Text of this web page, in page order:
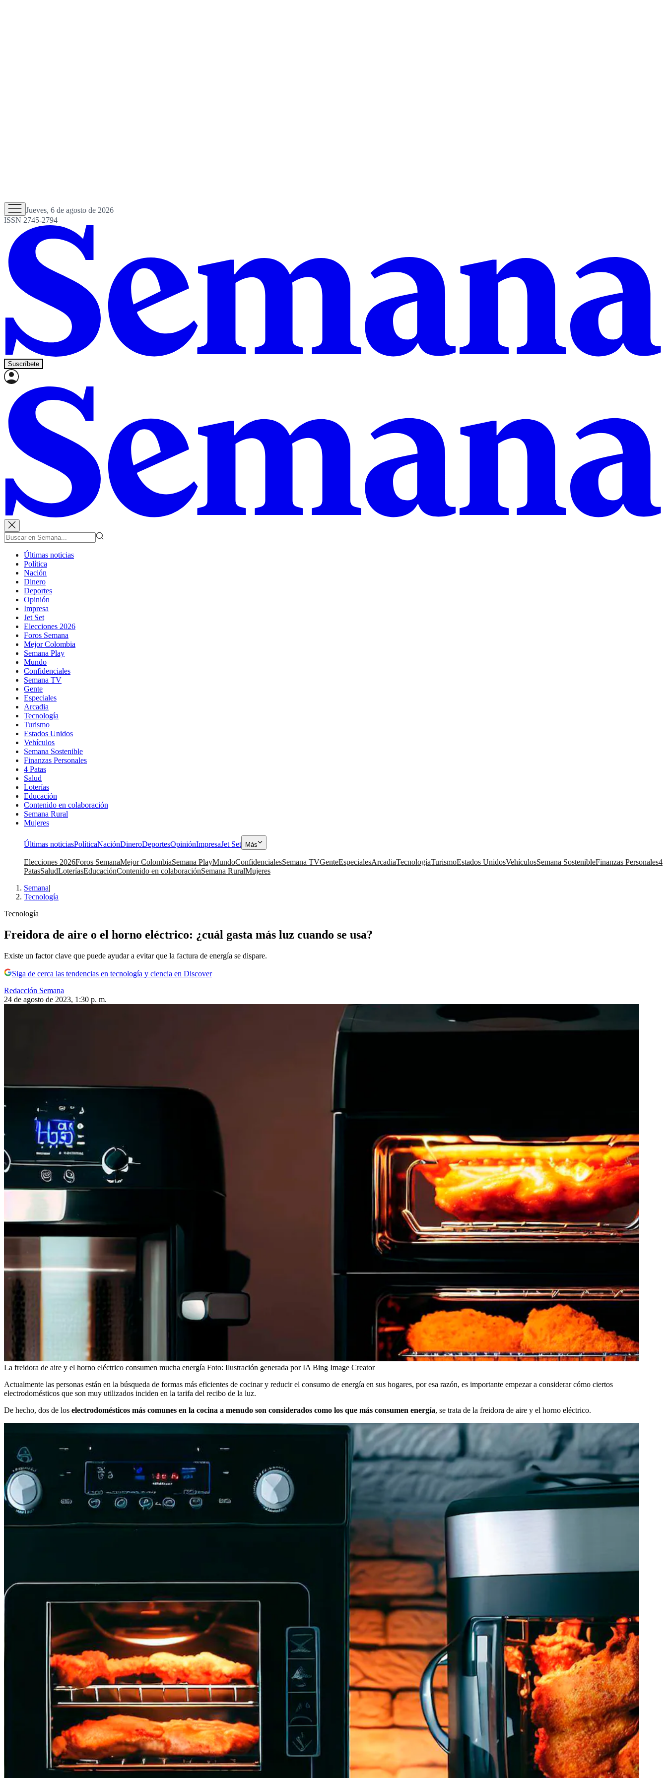
Jueves, 6 de agosto de 2026
ISSN 2745-2794
Suscríbete
Últimas noticias
Política
Nación
Dinero
Deportes
Opinión
Impresa
Jet Set
Elecciones 2026
Foros Semana
Mejor Colombia
Semana Play
Mundo
Confidenciales
Semana TV
Gente
Especiales
Arcadia
Tecnología
Turismo
Estados Unidos
Vehículos
Semana Sostenible
Finanzas Personales
4 Patas
Salud
Loterías
Educación
Contenido en colaboración
Semana Rural
Mujeres
Últimas noticiasPolíticaNaciónDineroDeportesOpiniónImpresaJet Set Más
Elecciones 2026Foros SemanaMejor ColombiaSemana PlayMundoConfidencialesSemana TVGenteEspecialesArcadiaTecnologíaTurismoEstados UnidosVehículosSemana SostenibleFinanzas Personales4
PatasSaludLoteríasEducaciónContenido en colaboraciónSemana RuralMujeres
Semana|
Tecnología
Tecnología
Freidora de aire o el horno eléctrico: ¿cuál gasta más luz cuando se usa?
Existe un factor clave que puede ayudar a evitar que la factura de energía se dispare.
Siga de cerca las tendencias en tecnología y ciencia en Discover
Redacción Semana
24 de agosto de 2023, 1:30 p. m.
La freidora de aire y el horno eléctrico consumen mucha energía Foto: Ilustración generada por IA Bing Image Creator
Actualmente las personas están en la búsqueda de formas más eficientes de cocinar y reducir el consumo de energía en sus hogares, por esa razón, es importante empezar a considerar cómo ciertos
electrodomésticos que son muy utilizados inciden en la tarifa del recibo de la luz.
De hecho, dos de los electrodomésticos más comunes en la cocina a menudo son considerados como los que más consumen energía, se trata de la freidora de aire y el horno eléctrico.